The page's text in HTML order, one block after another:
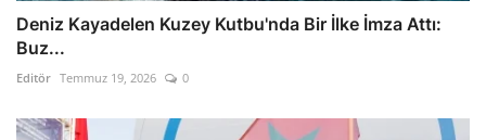
Deniz Kayadelen Kuzey Kutbu'nda Bir İlke İmza Attı:
Buz...
Editör Temmuz 19, 2026 0